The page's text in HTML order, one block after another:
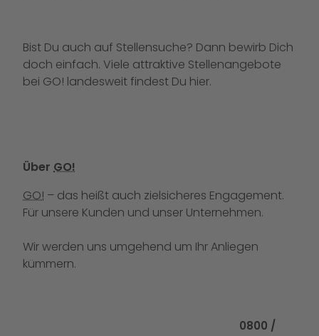
Bist Du auch auf Stellensuche? Dann bewirb Dich
doch einfach. Viele attraktive Stellenangebote
bei GO! landesweit findest Du hier.
Über GO!
GO! – das heißt auch zielsicheres Engagement.
Für unsere Kunden und unser Unternehmen.
Wir werden uns umgehend um Ihr Anliegen
kümmern.
0800 /